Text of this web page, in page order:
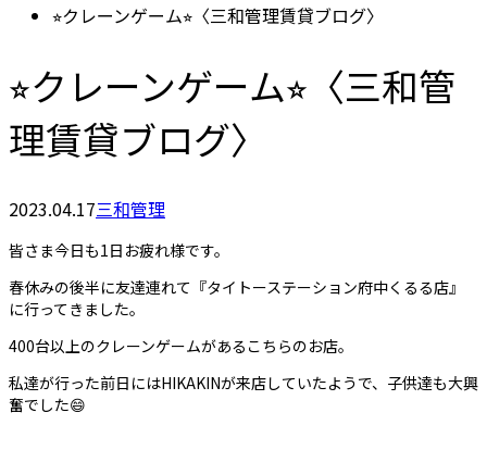
⭐︎クレーンゲーム⭐︎〈三和管理賃貸ブログ〉
⭐︎クレーンゲーム⭐︎〈三和管
理賃貸ブログ〉
2023.04.17三和管理
皆さま今日も1日お疲れ様です。
春休みの後半に友達連れて『タイトーステーション府中くるる店』
に行ってきました。
400台以上のクレーンゲームがあるこちらのお店。
私達が行った前日にはHIKAKINが来店していたようで、子供達も大興
奮でした😄